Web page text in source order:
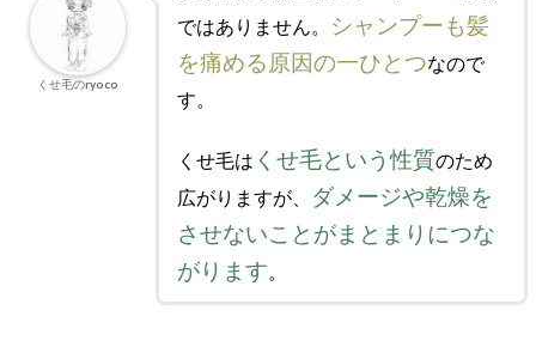
ではありません。
シャンプーも髪
を痛める原因の一ひとつなので
す。
くせ毛は くせ毛という性質のため
広がりますが、
ダメージや乾燥を
させないことがまとまりにつな
がります。
くせ毛のryoco